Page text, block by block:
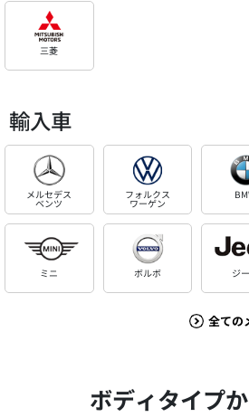
三菱
輸入車
メルセデス
ベンツ
フォルクス
ワーゲン
ミニ ボルボ ジ
全ての
ボディタイプ